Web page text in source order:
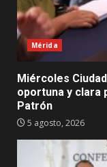
Mérida
Miércoles
oportuna y clara
Patrón
5 agosto, 2026